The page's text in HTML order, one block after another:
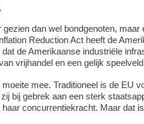
gezien dan wel bondgenoten,
Reduction Act heeft de
de Amerikaanse industriële
vrijhandel en een gelijk
mee. Traditioneel is de EU
bij gebrek aan een sterk
concurrentiekracht. Maar dat